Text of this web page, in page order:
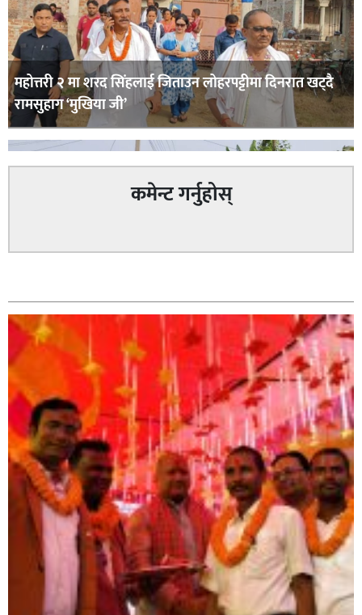
महोत्तरी २ मा शरद सिंहलाई जिताउन लोहरपट्टीमा दिनरात खट्दै
रामसुहाग ‘मुखिया जी’
सिराहा-२ मा संजय यादव भिड्ने !
कमेन्ट गर्नुहोस्